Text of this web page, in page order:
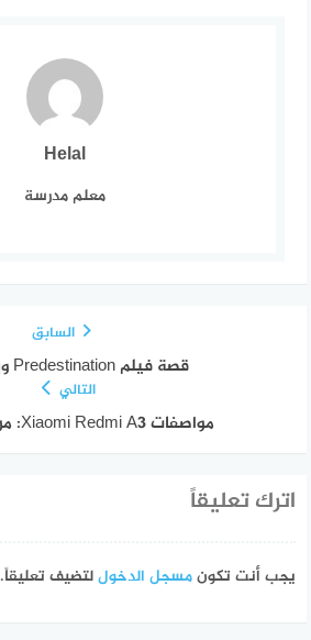
Helal
معلم مدرسة
السابق
قصة فيلم Predestination ويكيبيديا
التالي
مواصفات Xiaomi Redmi A3: مراجعة شاملة
اترك تعليقاً
يجب أنت تكونمسجل الدخوللتضيف تعليقاً.